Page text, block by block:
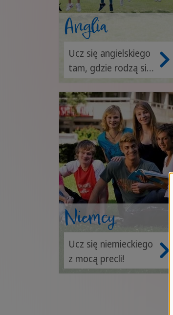
Anglia
Ucz się angielskiego
tam, gdzie rodzą się
Niemcy
Ucz się niemieckiego
z mocą precli!